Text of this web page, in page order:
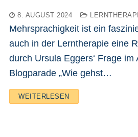
8. AUGUST 2024
Mehrsprachigkeit ist ein
auch in der Lerntherapie eine
durch Ursula Eggers‘ Frage im
Blogparade „Wie gehst…
WEITERLESEN